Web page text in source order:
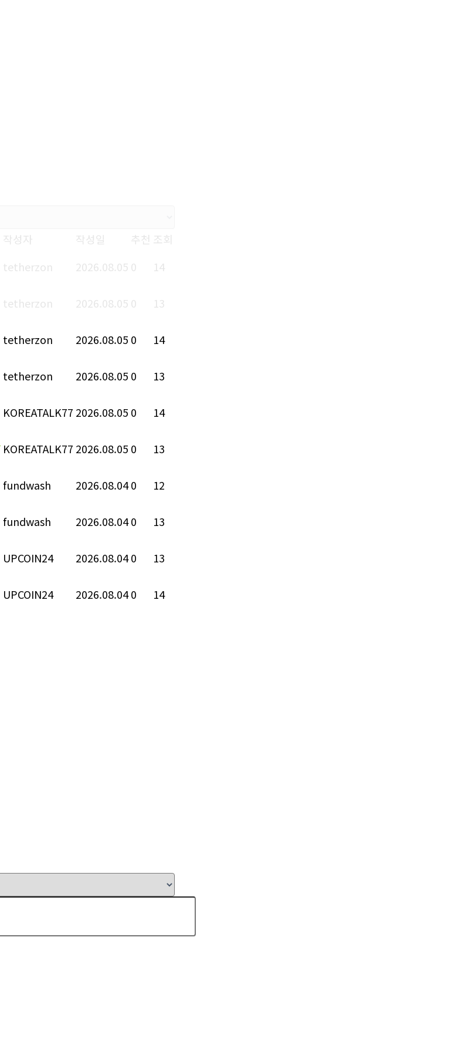
작성자 작성일 추천 조회
tetherzon 2026.08.05 0 14
tetherzon 2026.08.05 0 13
tetherzon 2026.08.05 0 14
tetherzon 2026.08.05 0 13
KOREATALK77 2026.08.05 0 14
KOREATALK77 2026.08.05 0 13
fundwash 2026.08.040 12
fundwash 2026.08.040 13
UPCOIN24 2026.08.040 13
UPCOIN24 2026.08.040 14